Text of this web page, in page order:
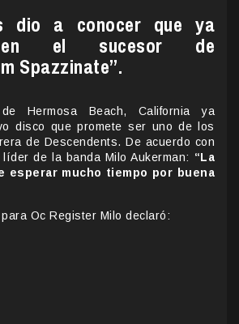
dio a conocer que ya
en el sucesor de
Spazzinate”.
Hermosa Beach, California ya
disco que promete ser uno de los
de Descendents. De acuerdo con
de la banda Milo Aukerman: “La
esperar mucho tiempo por buena
Oc Register Milo declaró: